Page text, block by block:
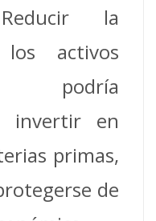
la
los activos
podría
invertir en
primas,
de